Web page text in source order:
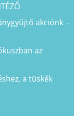
akciónk –
az
a tüskék